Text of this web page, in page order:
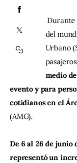
Durante
del
Urbano
medio
evento y para
cotidianos en el
(AMG).
De 6 al 26 de junio
representó un